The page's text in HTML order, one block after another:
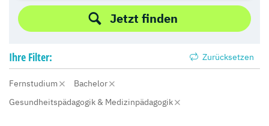
Jetzt finden
Ihre Filter: Zurücksetzen
Fernstudium
Bachelor
Gesundheitspädagogik & Medizinpädagogik